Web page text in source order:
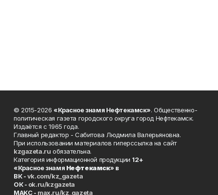
© 2015-2026 «Красное знамя Нефтекамск». Общественно-
политическая газета городского округа город Нефтекамск.
Издаётся с 1965 года.
Главный редактор - Сабитова Людмила Валерьяновна.
При использовании материалов гиперссылка на сайт
kzgazeta.ru обязательна.
Категория информационной продукции 12+
«Красное знамя Нефтекамск» в
ВК -vk.com/kz_gazeta
ОК - ok.ru/kzgazeta
MAKC - max.ru/kz_gazeta